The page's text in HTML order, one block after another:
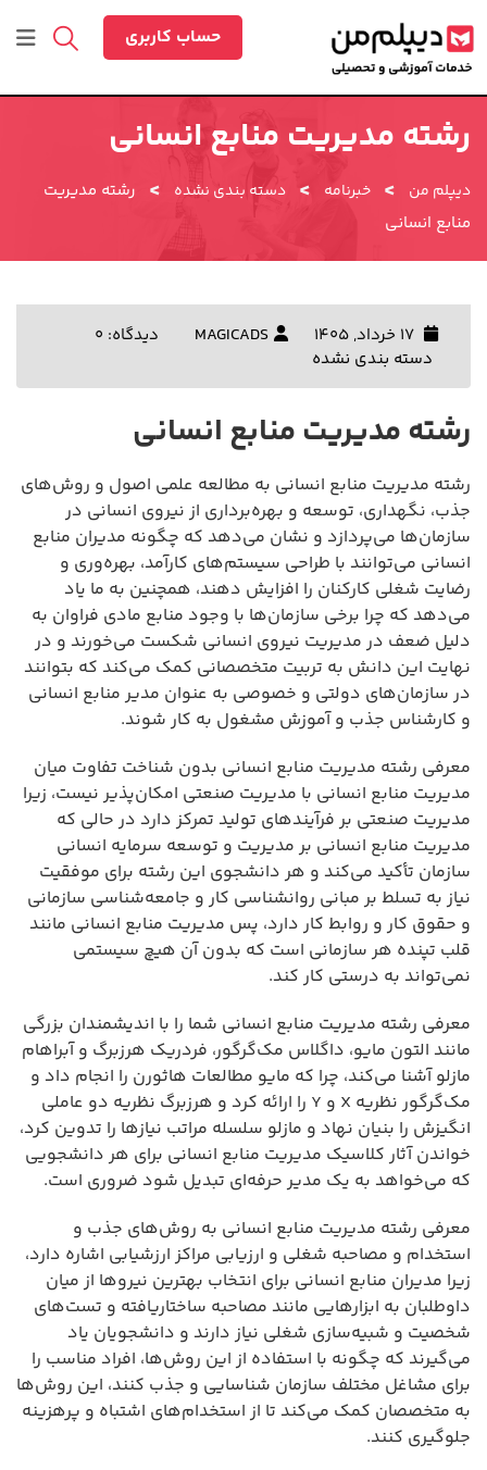
به
محتوا
حساب کاربری
رشته مدیریت منابع انسانی
دیپلم من > خبرنامه > دسته بندی نشده >
رشته مدیریت
منابع انسانی
MAGICADS
دیدگاه: 0
دسته بندی نشده
رشته مدیریت منابع انسانی
رشته مدیریت منابع انسانی به مطالعه علمی اصول و روش‌های
جذب، نگهداری، توسعه و بهره‌برداری از نیروی انسانی در
سازمان‌ها می‌پردازد و نشان می‌دهد که چگونه مدیران منابع
انسانی می‌توانند با طراحی سیستم‌های کارآمد، بهره‌وری و
رضایت شغلی کارکنان را افزایش دهند، همچنین به ما یاد
می‌دهد که چرا برخی سازمان‌ها با وجود منابع مادی فراوان به
دلیل ضعف در مدیریت نیروی انسانی شکست می‌خورند و در
نهایت این دانش به تربیت متخصصانی کمک می‌کند که بتوانند
در سازمان‌های دولتی و خصوصی به عنوان مدیر منابع انسانی
و کارشناس جذب و آموزش مشغول به کار شوند.
معرفی رشته مدیریت منابع انسانی بدون شناخت تفاوت میان
مدیریت منابع انسانی با مدیریت صنعتی امکان‌پذیر نیست، زیرا
مدیریت صنعتی بر فرآیندهای تولید تمرکز دارد در حالی که
مدیریت منابع انسانی بر مدیریت و توسعه سرمایه انسانی
سازمان تأکید می‌کند و هر دانشجوی این رشته برای موفقیت
نیاز به تسلط بر مبانی روانشناسی کار و جامعه‌شناسی سازمانی
و حقوق کار و روابط کار دارد، پس مدیریت منابع انسانی مانند
قلب تپنده هر سازمانی است که بدون آن هیچ سیستمی
نمی‌تواند به درستی کار کند.
معرفی رشته مدیریت منابع انسانی شما را با اندیشمندان بزرگی
مانند التون مایو، داگلاس مک‌گرگور، فردریک هرزبرگ و آبراهام
مازلو آشنا می‌کند، چرا که مایو مطالعات هاثورن را انجام داد و
مک‌گرگور نظریه X و Y را ارائه کرد و هرزبرگ نظریه دو عاملی
انگیزش را بنیان نهاد و مازلو سلسله مراتب نیازها را تدوین کرد،
خواندن آثار کلاسیک مدیریت منابع انسانی برای هر دانشجویی
که می‌خواهد به یک مدیر حرفه‌ای تبدیل شود ضروری است.
معرفی رشته مدیریت منابع انسانی به روش‌های جذب و
استخدام و مصاحبه شغلی و ارزیابی مراکز ارزشیابی اشاره دارد،
زیرا مدیران منابع انسانی برای انتخاب بهترین نیروها از میان
داوطلبان به ابزارهایی مانند مصاحبه ساختاریافته و تست‌های
شخصیت و شبیه‌سازی شغلی نیاز دارند و دانشجویان یاد
می‌گیرند که چگونه با استفاده از این روش‌ها، افراد مناسب را
برای مشاغل مختلف سازمان شناسایی و جذب کنند، این روش‌ها
به متخصصان کمک می‌کند تا از استخدام‌های اشتباه و پرهزینه
جلوگیری کنند.